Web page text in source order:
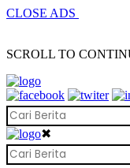
CLOSE ADS
SCROLL TO
✖